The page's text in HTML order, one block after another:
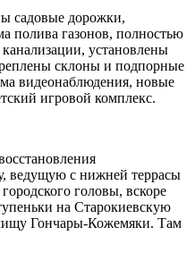
садовые дорожки,
полива газонов, полностью
установлены
склоны и подпорные
видеонаблюдения, новые
игровой комплекс.
ведущую с нижней террасы
головы, вскоре
на Старокиевскую
Гончары-Кожемяки. Там